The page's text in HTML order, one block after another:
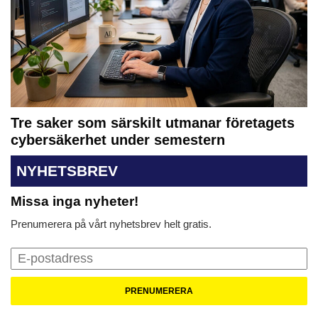
Tre saker som särskilt utmanar företagets
cybersäkerhet under semestern
NYHETSBREV
Missa inga nyheter!
Prenumerera på vårt nyhetsbrev helt gratis.